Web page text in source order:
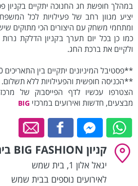
במהלך חופשת חג החנוכה יתקיים בקניון
יציע מגוון רחב של פעילויות לכל
ומתחמי משחק עם היצורים הכי מתוקים
כמו כן בכל יום תערך בקניון הדלקת נרות
ולקיים את ברכת החג.
**פסטיבל המיניונים יתקיים בין התאריכים 8-10 בדצמבר
**הכניסה חופשית והפעילויות ללא תשלום.
מבצעים, חדשות ואירועים במרכזי BIG
קניון BIG FASHION בית שמש
יגאל אלון 1 , בית שמש
לאירועים נוספים בבית שמש